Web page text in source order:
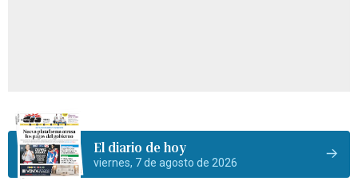
El diario de hoy
viernes, 7 de agosto de 2026